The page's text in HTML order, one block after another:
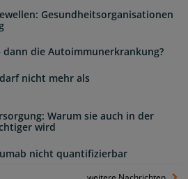
Gesundheitsorganisationen
dann die Autoimmunerkrankung?
nicht mehr als
Warum sie auch in der
wird
nicht quantifizierbar